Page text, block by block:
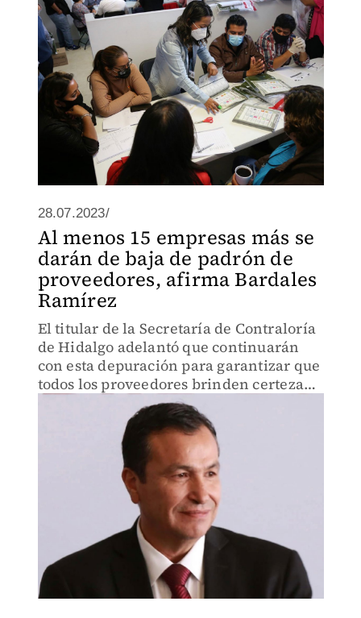
28.07.2023/
Al menos 15 empresas más se
darán de baja de padrón de
proveedores, afirma Bardales
Ramírez
El titular de la Secretaría de Contraloría
de Hidalgo adelantó que continuarán
con esta depuración para garantizar que
todos los proveedores brinden certeza
de su oferta y servicios